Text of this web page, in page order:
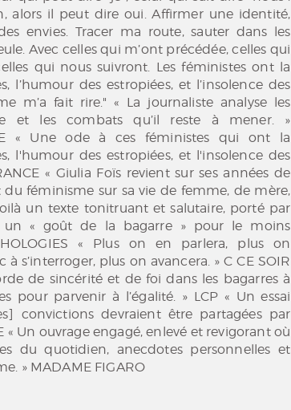
alors il peut dire oui. Affirmer une identité,
envies. Tracer ma route, sauter dans les
Avec celles qui m’ont précédée, celles qui
qui nous suivront. Les féministes ont la
l’humour des estropiées, et l’insolence des
m’a fait rire." « La journaliste analyse les
et les combats qu’il reste à mener. »
« Une ode à ces féministes qui ont la
l'humour des estropiées, et l'insolence des
« Giulia Foïs revient sur ses années de
féminisme sur sa vie de femme, de mère,
un texte tonitruant et salutaire, porté par
« goût de la bagarre » pour le moins
« Plus on en parlera, plus on
s’interroger, plus on avancera. » C CE SOIR
de sincérité et de foi dans les bagarres à
pour parvenir à l’égalité. » LCP « Un essai
convictions devraient être partagées par
« Un ouvrage engagé, enlevé et revigorant où
du quotidien, anecdotes personnelles et
» MADAME FIGARO